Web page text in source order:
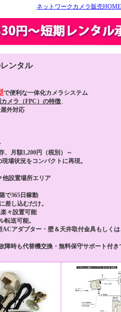
ネットワークカメラ販売HOME
ンタル
で便利な一体化カメラシステム
メラ（FPC）の特徴、
外対応
月額1,200円（税別）～
場状況をコンパクトに再現。
他設置場所エリア
で365日稼動
差し込むだけ。
々設置可能
転送可能。
アダプター・壁＆天井取付金具もしく
時も代替機交換・無料保守サポート付き